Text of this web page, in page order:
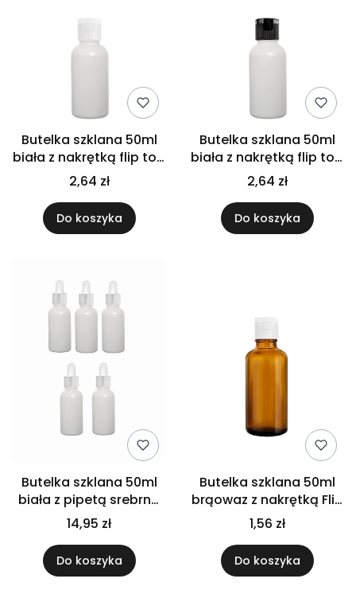
Butelka szklana 50ml
biała z nakrętką flip top
białą
2,64 zł
Do koszyka
Butelka szklana 50ml
biała z nakrętką flip top
czarną
2,64 zł
Do koszyka
Butelka szklana 50ml
biała z pipetą srebrną
x5
14,95 zł
Do koszyka
Butelka szklana 50ml
brąowaz z nakrętką Flip
Top białą
1,56 zł
Do koszyka